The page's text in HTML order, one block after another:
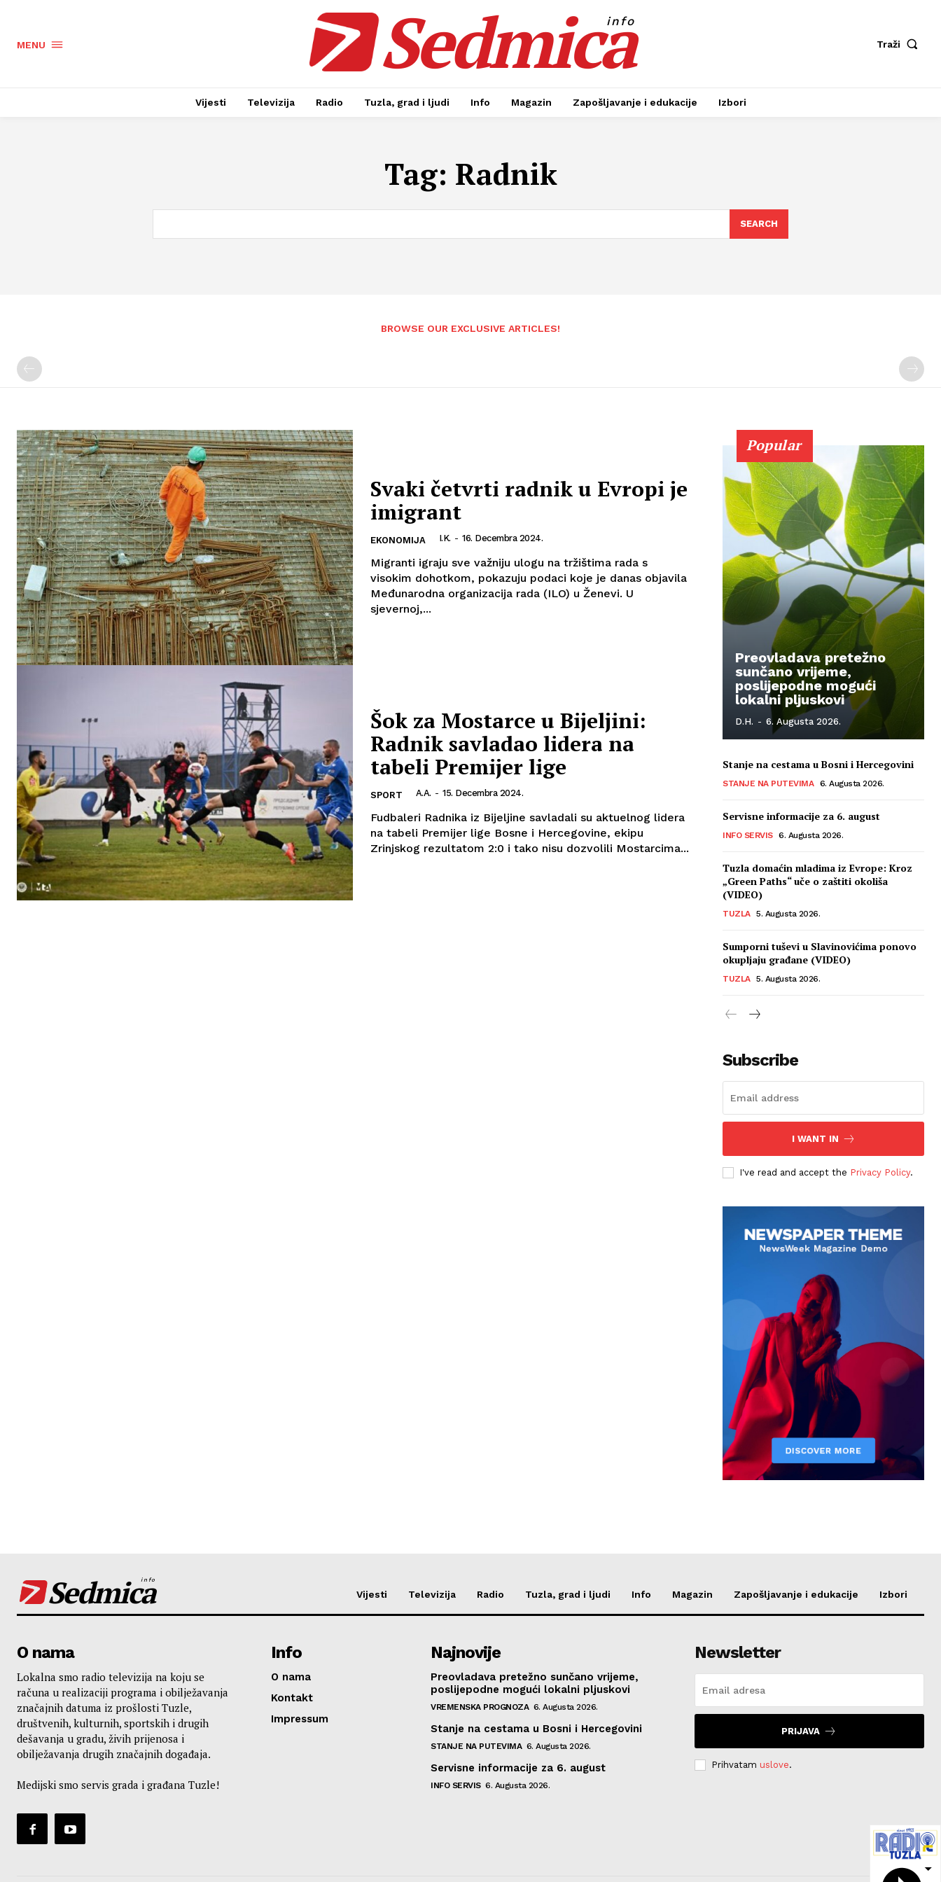
MENU Sedmica
info
Traži
Vijesti Televizija Radio Tuzla, grad i ljudi Info Magazin Zapošljavanje i edukacije Izbori
Tag: Radnik
SEARCH
BROWSE OUR EXCLUSIVE ARTICLES!
Svaki četvrti radnik u Evropi je
imigrant
EKONOMIJA I.K. - 16. Decembra 2024.
​Migranti igraju sve važniju ulogu na tržištima rada s
visokim dohotkom, pokazuju podaci koje je danas objavila
Međunarodna organizacija rada (ILO) u Ženevi. U
sjevernoj,...
Šok za Mostarce u Bijeljini:
Radnik savladao lidera na
tabeli Premijer lige
SPORT A.A. - 15. Decembra 2024.
Fudbaleri Radnika iz Bijeljine savladali su aktuelnog lidera
na tabeli Premijer lige Bosne i Hercegovine, ekipu
Zrinjskog rezultatom 2:0 i tako nisu dozvolili Mostarcima...
Popular
Preovladava pretežno
sunčano vrijeme,
poslijepodne mogući
lokalni pljuskovi
D.H. - 6. Augusta 2026.
Stanje na cestama u Bosni i Hercegovini
STANJE NA PUTEVIMA 6. Augusta 2026.
Servisne informacije za 6. august
INFO SERVIS 6. Augusta 2026.
Tuzla domaćin mladima iz Evrope: Kroz
„Green Paths“ uče o zaštiti okoliša
(VIDEO)
TUZLA 5. Augusta 2026.
Sumporni tuševi u Slavinovićima ponovo
okupljaju građane (VIDEO)
TUZLA 5. Augusta 2026.
Subscribe
I WANT IN
I've read and accept the Privacy Policy.
Sedmica
info
Vijesti Televizija Radio Tuzla, grad i ljudi Info Magazin Zapošljavanje i edukacije Izbori
O nama
Lokalna smo radio televizija na koju se
računa u realizaciji programa i obilježavanja
značajnih datuma iz prošlosti Tuzle,
društvenih, kulturnih, sportskih i drugih
dešavanja u gradu, živih prijenosa i
obilježavanja drugih značajnih događaja.
Medijski smo servis grada i građana Tuzle!
Info
O nama
Kontakt
Impressum
Najnovije
Preovladava pretežno sunčano vrijeme,
poslijepodne mogući lokalni pljuskovi
VREMENSKA PROGNOZA 6. Augusta 2026.
Stanje na cestama u Bosni i Hercegovini
STANJE NA PUTEVIMA 6. Augusta 2026.
Servisne informacije za 6. august
INFO SERVIS 6. Augusta 2026.
Newsletter
PRIJAVA
Prihvatam uslove.